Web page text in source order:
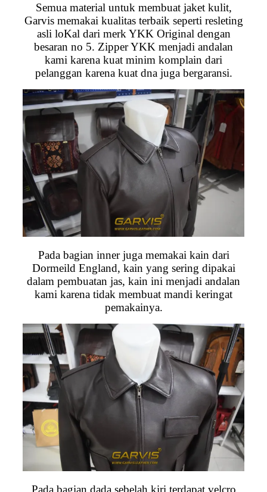
Semua material untuk membuat jaket kulit,
Garvis memakai kualitas terbaik seperti resleting
asli loKal dari merk YKK Original dengan
besaran no 5. Zipper YKK menjadi andalan
kami karena kuat minim komplain dari
pelanggan karena kuat dna juga bergaransi.
Pada bagian inner juga memakai kain dari
Dormeild England, kain yang sering dipakai
dalam pembuatan jas, kain ini menjadi andalan
kami karena tidak membuat mandi keringat
pemakainya.
Pada bagian dada sebelah kiri terdapat velcro